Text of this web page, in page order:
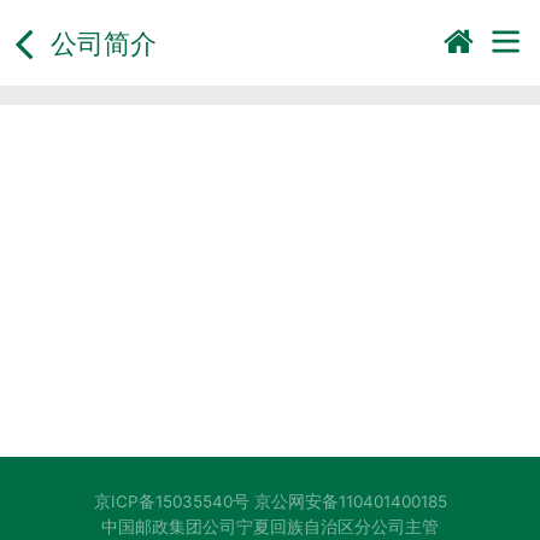
公司简介
京ICP备15035540号京公网安备110401400185
中国邮政集团公司宁夏回族自治区分公司主管